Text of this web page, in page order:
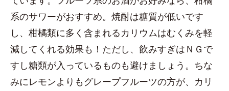
系のサワーがおすすめ。焼酎は糖質が低いです
し、柑橘類に多く含まれるカリウムはむくみを軽
減してくれる効果も！ただし、飲みすぎはＮＧで
すし糖類が入っているものも避けましょう。ちな
みにレモンよりもグレープフルーツの方が、カリ